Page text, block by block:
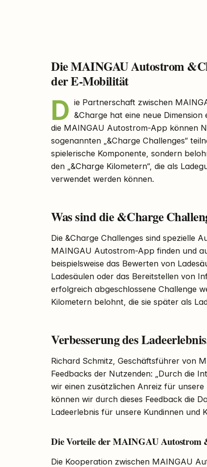
Die MAINGAU Autostrom
der E-Mobilität
D ie Partnerschaft zwischen
&Charge hat eine neue
die MAINGAU Autostrom-App können
sogenannten „&Charge Challenges“
spielerische Komponente, sondern
den „&Charge Kilometern“, die als
verwendet werden können.
Was sind die &Charge
Die &Charge Challenges sind spezielle
MAINGAU Autostrom-App finden und
beispielsweise das Bewerten von
Ladesäulen oder das Bereitstellen von
erfolgreich abgeschlossene Challenge
Kilometern belohnt, die sie später als
Verbesserung des
Richard Schmitz, Geschäftsführer von
Feedbacks der Nutzenden: „Durch die
wir einen zusätzlichen Anreiz für
können wir durch dieses Feedback die
Ladeerlebnis für unsere Kundinnen und
Die Vorteile der MAINGAU Autostrom
Die Kooperation zwischen MAINGAU